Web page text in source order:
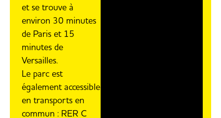
et se trouve à
environ 30 minutes
de Paris et 15
minutes de
Versailles.
Le parc est
également accessible
en transports en
commun : RER C